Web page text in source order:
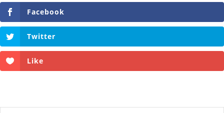
Facebook
Twitter
Like